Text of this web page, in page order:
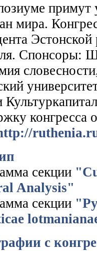
примут
мира.
Спонсоры:
конгресса
секции
Analysis"
секции
с